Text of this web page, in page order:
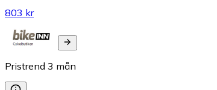
803 kr
Pristrend 3 mån